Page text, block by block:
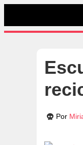
Por